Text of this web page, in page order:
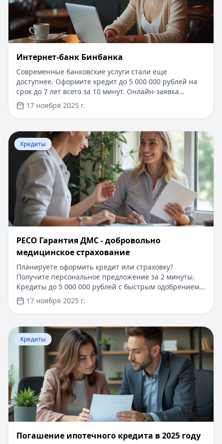
Интернет-банк Бинбанка
Современные банковские услуги стали еще
доступнее. Оформите кредит до 5 000 000 рублей на
срок до 7 лет всего за 10 минут. Онлайн-заявка
рассматривается моментально, нужен только
паспорт. Первые 14 дней - льготный период по
сниженной ставке. Получение средств на карту
любого банка в течение часа после одобрения.
Удобное управление кредитом через личный кабинет
с возможностью досрочного погашения без комиссий.
17 ноября 2025 г.
Перейти к статье:​РЕСО Гарантия ДМС - добровольно
Кредиты
​РЕСО Гарантия ДМС - добровольно
медицинское страхование
Планируете оформить кредит или страховку?
Получите персональное предложение за 2 минуты.
Кредиты до 5 000 000 рублей с быстрым одобрением
по паспорту. Первый займ под 0%, решение за 15
минут. На портале Кредитный Зай вы найдете
выгодные условия кредитования и страхования от
надежных компаний. Узнайте больше о программах
ДМС и других финансовых продуктах, подберите
оптимальное решение под ваши потребности.
17 ноября 2025 г.
Перейти к статье:Погашение ипотечного кредита в
Кредиты
Погашение ипотечного кредита в 2025 году